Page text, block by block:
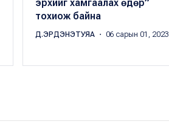
эрхийг хамгаалах өдөр”
тохиож байна
Д.ЭРДЭНЭТУЯА ・ 06 сарын 01, 2023